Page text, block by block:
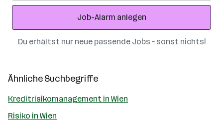
Adresse
Job-Alarm anlegen
Du erhältst nur neue passende Jobs – sonst nichts!
Ähnliche Suchbegriffe
Kreditrisikomanagement in Wien
Risiko in Wien